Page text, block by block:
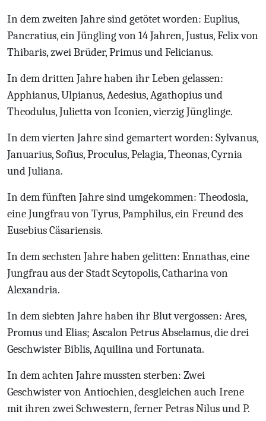
In dem zweiten Jahre sind getötet worden: Euplius,
Pancratius, ein Jüngling von 14 Jahren, Justus, Felix von
Thibaris, zwei Brüder, Primus und Felicianus.
In dem dritten Jahre haben ihr Leben gelassen:
Apphianus, Ulpianus, Aedesius, Agathopius und
Theodulus, Julietta von Iconien, vierzig Jünglinge.
In dem vierten Jahre sind gemartert worden: Sylvanus,
Januarius, Sofius, Proculus, Pelagia, Theonas, Cyrnia
und Juliana.
In dem fünften Jahre sind umgekommen: Theodosia,
eine Jungfrau von Tyrus, Pamphilus, ein Freund des
Eusebius Cäsariensis.
In dem sechsten Jahre haben gelitten: Ennathas, eine
Jungfrau aus der Stadt Scytopolis, Catharina von
Alexandria.
In dem siebten Jahre haben ihr Blut vergossen: Ares,
Promus und Elias; Ascalon Petrus Abselamus, die drei
Geschwister Biblis, Aquilina und Fortunata.
In dem achten Jahre mussten sterben: Zwei
Geschwister von Antiochien, desgleichen auch Irene
mit ihren zwei Schwestern, ferner Petras Nilus und P.